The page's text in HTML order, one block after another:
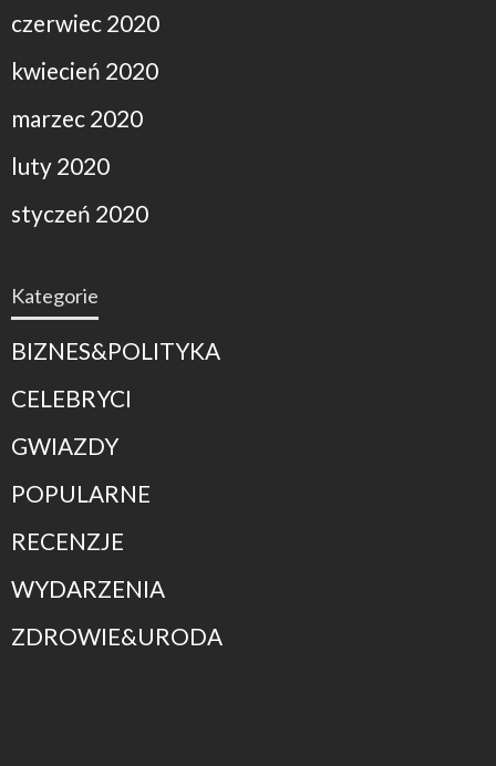
czerwiec 2020
kwiecień 2020
marzec 2020
luty 2020
styczeń 2020
Kategorie
BIZNES&POLITYKA
CELEBRYCI
GWIAZDY
POPULARNE
RECENZJE
WYDARZENIA
ZDROWIE&URODA